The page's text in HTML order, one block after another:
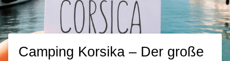
Camping Korsika – Der große